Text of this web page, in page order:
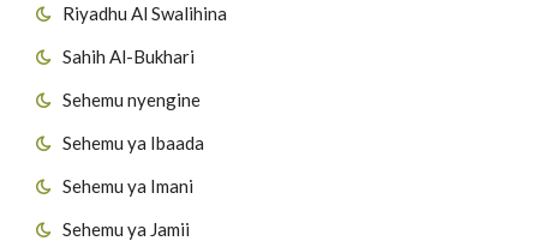
Riyadhu Al Swalihina
Sahih Al-Bukhari
Sehemu nyengine
Sehemu ya Ibaada
Sehemu ya Imani
Sehemu ya Jamii